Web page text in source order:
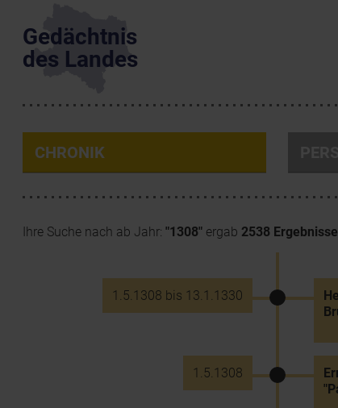
Gedächtnis
des Landes
CHRONIK
Ihre Suche nach ab Jahr: "1308" ergab 2538 Ergebnisse
1.5.1308 bis 13.1.1330
1.5.1308